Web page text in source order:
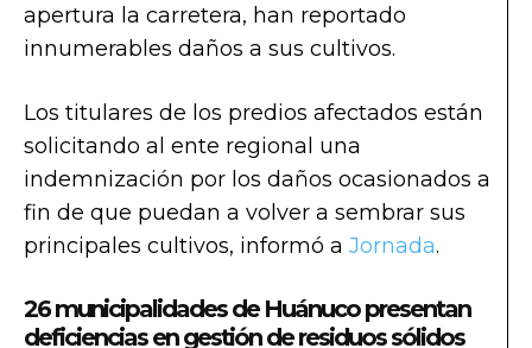
apertura la carretera, han reportado
innumerables daños a sus cultivos.
Los titulares de los predios afectados están
solicitando al ente regional una
indemnización por los daños ocasionados a
fin de que puedan a volver a sembrar sus
principales cultivos, informó a Jornada.
26 municipalidades de Huánuco presentan
deficiencias en gestión de residuos sólidos